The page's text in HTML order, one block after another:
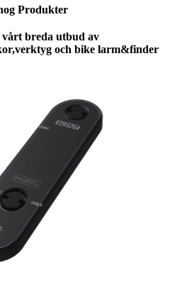
Produkter
breda utbud av
och bike larm&finder